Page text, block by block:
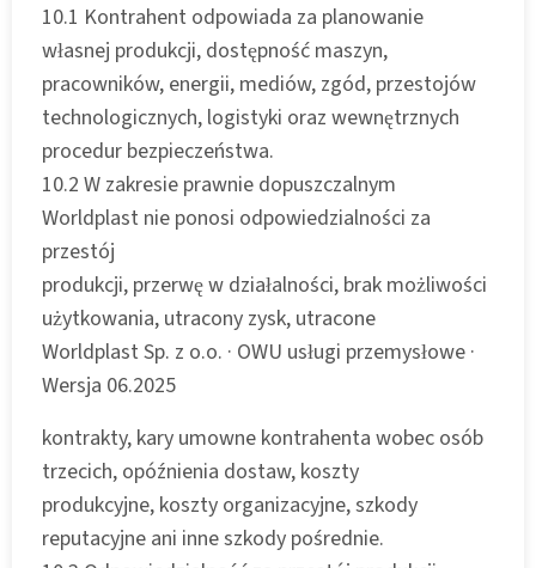
10.1 Kontrahent odpowiada za planowanie
własnej produkcji, dostępność maszyn,
pracowników, energii, mediów, zgód, przestojów
technologicznych, logistyki oraz wewnętrznych
procedur bezpieczeństwa.
10.2 W zakresie prawnie dopuszczalnym
Worldplast nie ponosi odpowiedzialności za
przestój
produkcji, przerwę w działalności, brak możliwości
użytkowania, utracony zysk, utracone
Worldplast Sp. z o.o. · OWU usługi przemysłowe ·
Wersja 06.2025
kontrakty, kary umowne kontrahenta wobec osób
trzecich, opóźnienia dostaw, koszty
produkcyjne, koszty organizacyjne, szkody
reputacyjne ani inne szkody pośrednie.